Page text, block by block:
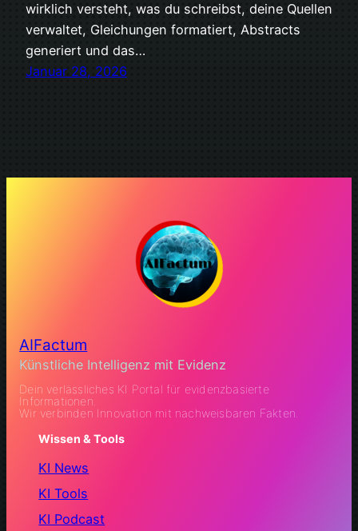
wirklich versteht, was du schreibst, deine Quellen
verwaltet, Gleichungen formatiert, Abstracts
generiert und das…
Januar 28, 2026
AIFactum
Künstliche Intelligenz mit Evidenz
Dein verlässliches KI Portal für evidenzbasierte
Informationen.
Wir verbinden Innovation mit nachweisbaren Fakten.
Wissen & Tools
KI News
KI Tools
KI Podcast